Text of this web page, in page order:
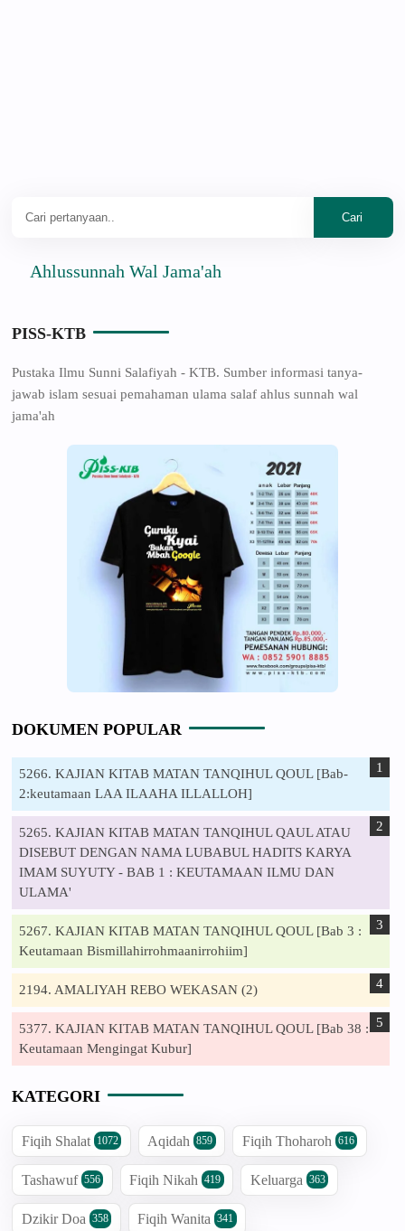
Wal Jama'ah
PISS-KTB
Pustaka Ilmu Sunni Salafiyah - KTB. Sumber informasi tanya-
jawab islam sesuai pemahaman ulama salaf ahlus sunnah wal
jama'ah
DOKUMEN POPULAR
5266. KAJIAN KITAB MATAN TANQIHUL QOUL [Bab-
2:keutamaan LAA ILAAHA ILLALLOH]
5265. KAJIAN KITAB MATAN TANQIHUL QAUL ATAU
DISEBUT DENGAN NAMA LUBABUL HADITS KARYA
IMAM SUYUTY - BAB 1 : KEUTAMAAN ILMU DAN
ULAMA'
5267. KAJIAN KITAB MATAN TANQIHUL QOUL [Bab 3 :
Keutamaan Bismillahirrohmaanirrohiim]
2194. AMALIYAH REBO WEKASAN (2)
5377. KAJIAN KITAB MATAN TANQIHUL QOUL [Bab 38 :
Keutamaan Mengingat Kubur]
KATEGORI
Fiqih Shalat 1072 Aqidah 859 Fiqih Thoharoh 616
Tashawuf 556 Fiqih Nikah 419 Keluarga 363
Dzikir Doa 358 Fiqih Wanita 341